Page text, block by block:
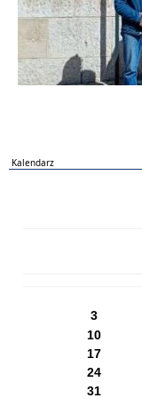
Kalendarz
3
10
17
24
31